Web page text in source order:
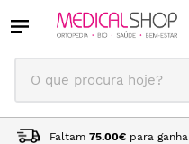
O que procura hoje?
Faltam 75.00€ para